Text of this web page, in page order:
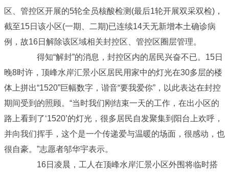
区、管控区开展的5轮全员核酸检测(最后1轮开展双采双检)，
截至15日该小区(一期、二期)已连续14天无新增本土确诊病
例，故16日解除该区域相关封控区、管控区圈层管理。
得知“解封”的消息，封控区内的居民兴奋不已。15日
晚8时许，顶峰水岸汇景小区居民用家中的灯光在30多层的楼
体上拼出“1520”巨幅数字，谐音“要我爱你”，以此表达在封控
期间受到的照顾。“当时我们刚结束一天的工作，在出小区的
路上看到了‘1520’的灯光，很多居民自发聚集到阳台上欢呼，
并向我们挥手，这个是一个传递爱与温暖的场面，很感动，也
很自豪。”志愿者邬华宇表示。
16日凌晨，工人在顶峰水岸汇景小区外围将临时搭